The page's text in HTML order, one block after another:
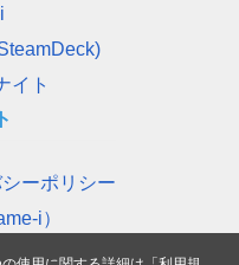
イト
ーポリシー
i）